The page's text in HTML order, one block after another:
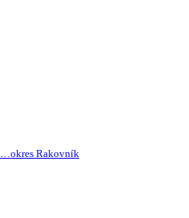
…okres Rakovník